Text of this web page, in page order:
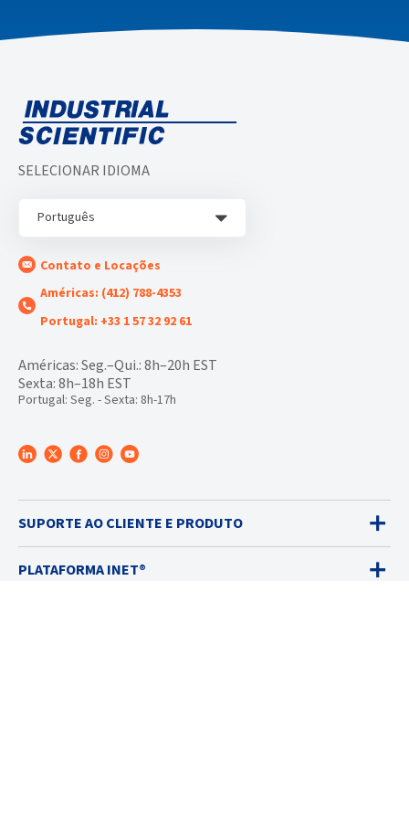
SELECIONAR IDIOMA
Português
Contato e Locações
Américas: (412) 788-4353
Portugal: +33 1 57 32 92 61
Américas: Seg.–Qui.: 8h–20h EST
Sexta: 8h–18h EST
Portugal: Seg. - Sexta: 8h-17h
SUPORTE AO CLIENTE E PRODUTO
PLATAFORMA INET®